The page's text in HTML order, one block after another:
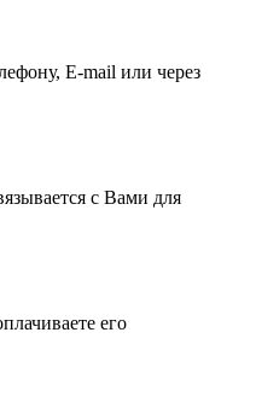
E-mail или через
с Вами для
его